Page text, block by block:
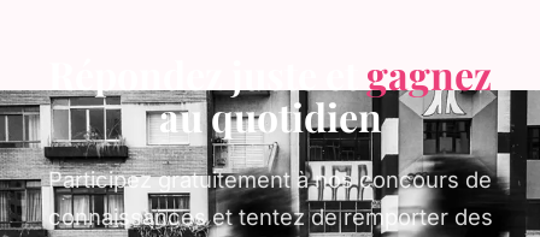
gagnez
au quotidien
Participez gratuitement à nos concours de
connaissances et tentez de remporter des